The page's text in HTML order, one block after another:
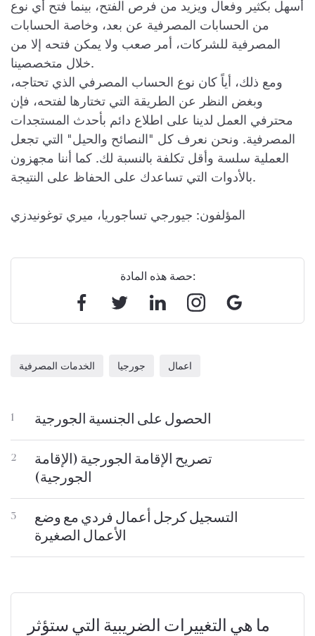
أسهل بكثير وفعال ويزيد من فرص الفتح، بينما فتح أي نوع
من الحسابات المصرفية عن بعد، وخاصة الحسابات
المصرفية للشركات، أمر صعب ولا يمكن فتحه إلا من
خلال متخصصينا.
ومع ذلك، أياً كان نوع الحساب المصرفي الذي تحتاجه،
وبغض النظر عن الطريقة التي تختارها لفتحه، فإن
محترفي العمل لدينا على اطلاع دائم بأحدث المستجدات
المصرفية. ونحن نعرف كل "النصائح والحيل" التي تجعل
العملية سلسة وأقل تكلفة بالنسبة لك. كما أننا مجهزون
بالأدوات التي تساعدك على الحفاظ على النتيجة.
المؤلفون: جيورجي تساجوريا، ميري توغونيدزي
حصة هذه المادة:
الخدمات المصرفية جورجيا اعمال
1 الحصول على الجنسية الجورجية
2
تصريح الإقامة الجورجية (الإقامة
الجورجية)
3
التسجيل كرجل أعمال فردي مع وضع
الأعمال الصغيرة
ما هي التغييرات الضريبية التي ستؤثر